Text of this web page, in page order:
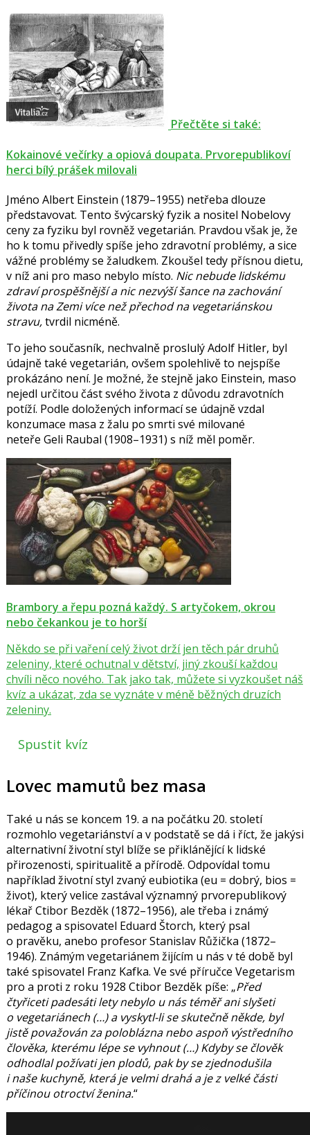
Přečtěte si také:
Kokainové večírky a opiová doupata. Prvorepublikoví
herci bílý prášek milovali
Jméno Albert Einstein (1879–1955) netřeba dlouze
představovat. Tento švýcarský fyzik a nositel Nobelovy
ceny za fyziku byl rovněž vegetarián. Pravdou však je, že
ho k tomu přivedly spíše jeho zdravotní problémy, a sice
vážné problémy se žaludkem. Zkoušel tedy přísnou dietu,
v níž ani pro maso nebylo místo. Nic nebude lidskému
zdraví prospěšnější a nic nezvýší šance na zachování
života na Zemi více než přechod na vegetariánskou
stravu,tvrdil nicméně.
To jeho současník, nechvalně proslulýAdolf Hitler, byl
údajně také vegetarián, ovšem spolehlivě to nejspíše
prokázáno není. Je možné, že stejně jako Einstein, maso
nejedl určitou část svého života z důvodu zdravotních
potíží. Podle doložených informací se údajně vzdal
konzumace masa z žalu po smrti své milované
neteře Geli Raubal (1908–1931) s níž měl poměr.
Brambory a řepu pozná každý. S artyčokem, okrou
nebo čekankou je to horší
Někdo se při vaření celý život drží jen těch pár druhů
zeleniny, které ochutnal v dětství, jiný zkouší každou
chvíli něco nového. Tak jako tak, můžete si vyzkoušet náš
kvíz a ukázat, zda se vyznáte v méně běžných druzích
zeleniny.
Spustit kvíz
Lovec mamutů bez masa
Také u nás se koncem 19. a na počátku 20. století
rozmohlo vegetariánství a v podstatě se dá i říct, že jakýsi
alternativní životní styl blíže se přiklánějící k lidské
přirozenosti, spiritualitě a přírodě. Odpovídal tomu
například životní styl zvaný eubiotika (eu = dobrý, bios =
život), který velice zastával významný prvorepublikový
lékařCtibor Bezděk(1872–1956), ale třeba i známý
pedagog a spisovatel Eduard Štorch, který psal
o pravěku, anebo profesorStanislav Růžička (1872–
1946). Známým vegetariánem žijícím u nás v té době byl
také spisovatel Franz Kafka. Ve své příručce Vegetarism
pro a proti z roku 1928 Ctibor Bezděk píše: Před
čtyřiceti padesáti lety nebylo u nás téměř ani slyšeti
o vegetariánech (…) a vyskytl-li se skutečně někde, byl
jistě považován za poloblázna nebo aspoň výstředního
člověka, kterému lépe se vyhnout (…) Kdyby se člověk
odhodlal požívati jen plodů, pak by se zjednodušila
i naše kuchyně, která je velmi drahá a je z velké části
příčinou otroctví ženina.